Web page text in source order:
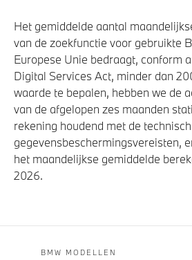
Het gemiddelde aantal
van de zoekfunctie voor gebruikte
Europese Unie bedraagt, conform
Digital Services Act, minder dan
waarde te bepalen, hebben we de
van de afgelopen zes maanden
rekening houdend met de
gegevensbeschermingsvereisten,
het maandelijkse gemiddelde
2026.
BMW MODELLEN